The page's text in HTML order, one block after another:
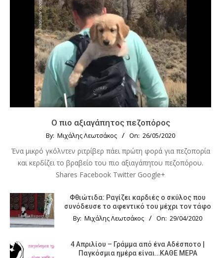
Ο πιο αξιαγάπητος πεζοπόρος
By: Μιχάλης Λεωτσάκος On: 26/05/2020
Ένα μικρό γκόλντεν ριτρίβερ πάει πρώτη φορά για πεζοπορία
και κερδίζει το βραβείο του πιο αξιαγάπητου πεζοπόρου.
Shares Facebook Twitter Google+
Φθιώτιδα: Ραγίζει καρδιές ο σκύλος που
συνόδευσε το αφεντικό του μέχρι τον τάφο
By: Μιχάλης Λεωτσάκος On: 29/04/2020
4 Απριλίου – Γράμμα από ένα Αδέσποτο |
Παγκόσμια ημέρα είναι…ΚΑΘΕ ΜΕΡΑ